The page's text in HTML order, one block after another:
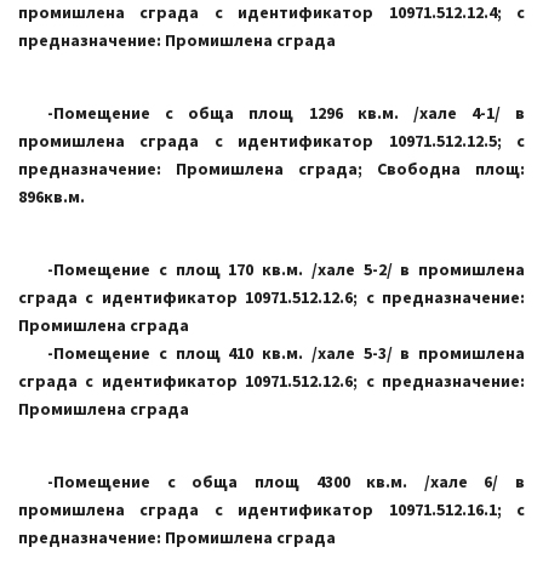
промишлена сграда с идентификатор 10971.512.12.4; с
предназначение: Промишлена сграда
-Помещение с обща площ 1296 кв.м. /хале 4-1/ в
промишлена сграда с идентификатор 10971.512.12.5; с
предназначение: Промишлена сграда; Свободна площ:
896кв.м.
-Помещение с площ 170 кв.м. /хале 5-2/ в промишлена
сграда с идентификатор 10971.512.12.6; с предназначение:
Промишлена сграда
-Помещение с площ 410 кв.м. /хале 5-3/ в промишлена
сграда с идентификатор 10971.512.12.6; с предназначение:
Промишлена сграда
-Помещение с обща площ 4300 кв.м. /хале 6/ в
промишлена сграда с идентификатор 10971.512.16.1; с
предназначение: Промишлена сграда